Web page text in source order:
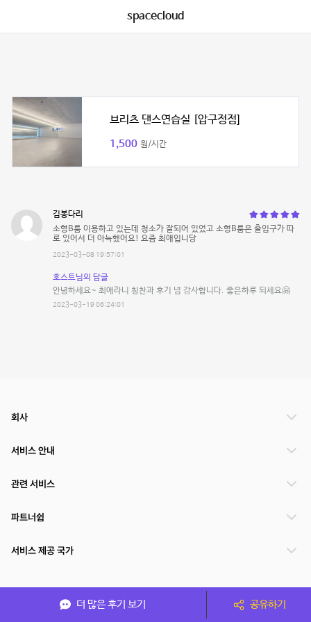
spacecloud
브리츠 댄스연습실 [압구정점]
1,500 원/시간
김봉다리
소형B룸 이용하고 있는데 청소가 잘되어 있었고 소형B룸은 출입구가 따
로 있어서 더 아늑했어요! 요즘 최애입니당
2023-03-08 19:57:01
호스트님의 답글
안녕하세요~ 최애라니 칭찬과 후기 넘 감사합니다. 좋은하루 되세요🤗
2023-03-19 06:24:01
더 많은 후기 보기 공유하기
회사
서비스 안내
관련 서비스
파트너쉽
서비스 제공 국가
(주)NSPACE 사업자정보